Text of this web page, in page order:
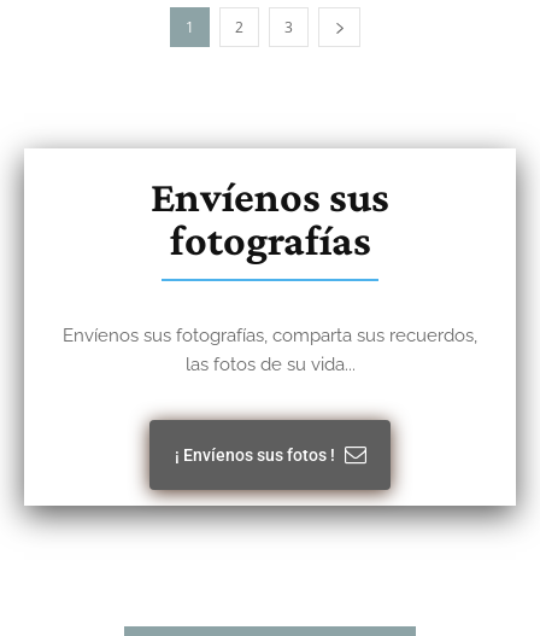
1 2 3
Envíenos sus
fotografías
Envíenos sus fotografías, comparta sus recuerdos,
las fotos de su vida...
¡ Envíenos sus fotos !